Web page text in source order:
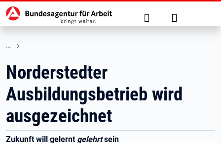
zu den Hauptinhalten springen
Hauptnavigation Suche Anmelden
Norderstedter
Ausbildungsbetrieb wird
ausgezeichnet
Zukunft will gelernt gelehrtsein